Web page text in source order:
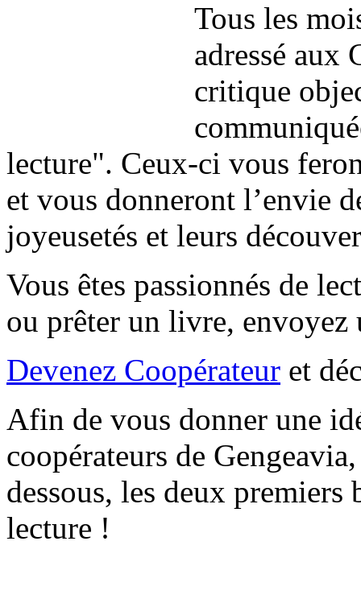
Tous les
adressé aux
critique
lecture". Ceux-ci vous
et vous donneront l’envie
joyeusetés et leurs
Vous êtes passionnés de
ou prêter un livre,
Devenez Coopérateur et
Afin de vous donner une
coopérateurs de
dessous, les deux
lecture !